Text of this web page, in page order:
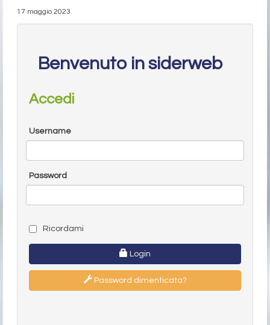
17 maggio 2023
Benvenuto in siderweb
Accedi
Username
Password
Ricordami
Login
Password dimenticata?